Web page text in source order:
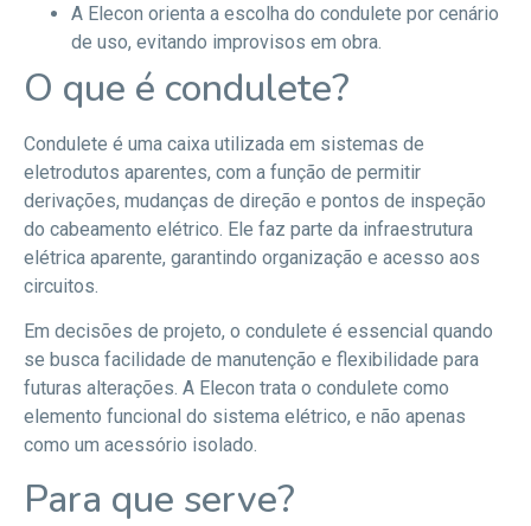
A Elecon orienta a escolha do condulete por cenário
de uso, evitando improvisos em obra.
O que é condulete?
Condulete é uma caixa utilizada em sistemas de
eletrodutos aparentes, com a função de permitir
derivações, mudanças de direção e pontos de inspeção
do cabeamento elétrico. Ele faz parte da infraestrutura
elétrica aparente, garantindo organização e acesso aos
circuitos.
Em decisões de projeto, o condulete é essencial quando
se busca facilidade de manutenção e flexibilidade para
futuras alterações. A Elecon trata o condulete como
elemento funcional do sistema elétrico, e não apenas
como um acessório isolado.
Para que serve?